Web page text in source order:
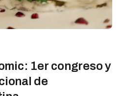
1er congreso y
de